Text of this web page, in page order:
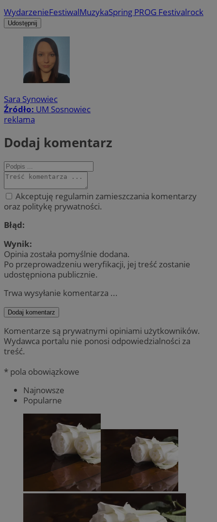
WydarzenieFestiwalMuzykaSpring PROG Festivalrock
Udostępnij
Sara Synowiec
Źródło: UM Sosnowiec
reklama
Dodaj komentarz
Akceptuję regulamin zamieszczania komentarzy
oraz politykę prywatności.
Błąd:
Wynik:
Opinia została pomyślnie dodana.
Po przeprowadzeniu weryfikacji, jej treść zostanie
udostępniona publicznie.
Trwa wysyłanie komentarza ...
Dodaj komentarz
Komentarze są prywatnymi opiniami użytkowników.
Wydawca portalu nie ponosi odpowiedzialności za
treść.
* pola obowiązkowe
Najnowsze
Popularne